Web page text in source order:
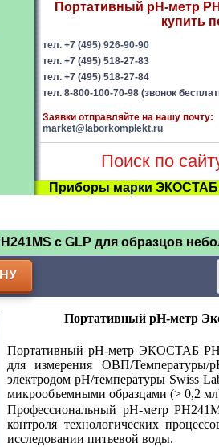
Портативный pH-метр
купить
тел. +7 (495) 926-90-90
тел. +7 (495) 518-27-83
тел. +7 (495) 518-27-84
тел. 8-800-100-70-98 (звонок
Заявки отправляйте на нашу почту:
market@laborkomplekt.ru
Поиск по
Приборы марки ЭКОСТАБ
с GLP для образцов
Портативный pH-метр
Портативный pH-метр ЭКОСТАБ
для измерения ОВП/Температуры/
электродом pH/температуры Swiss
микрообъемными образцами (> 0,2
Профессиональный рН-метр
контроля технологических
исследовании питьевой воды.